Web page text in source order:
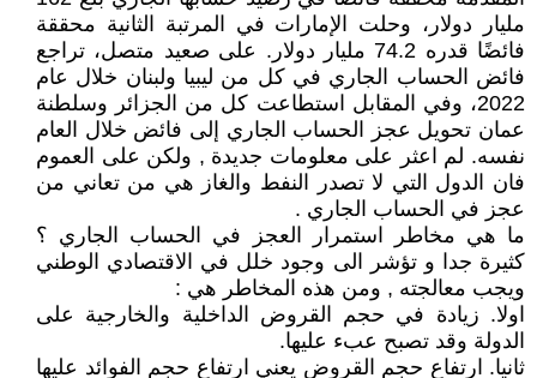
مليار دولار، وحلت الإمارات في المرتبة الثانية محققة
فائضًا قدره 74.2 مليار دولار. على صعيد متصل، تراجع
فائض الحساب الجاري في كل من ليبيا ولبنان خلال عام
2022، وفي المقابل استطاعت كل من الجزائر وسلطنة
عمان تحويل عجز الحساب الجاري إلى فائض خلال العام
نفسه. لم اعثر على معلومات جديدة , ولكن على العموم
فان الدول التي لا تصدر النفط والغاز هي من تعاني من
عجز في الحساب الجاري .
ما هي مخاطر استمرار العجز في الحساب الجاري ؟
كثيرة جدا و تؤشر الى وجود خلل في الاقتصادي الوطني
ويجب معالجته , ومن هذه المخاطر هي :
اولا. زيادة في حجم القروض الداخلية والخارجية على
الدولة وقد تصبح عبء عليها.
ثانيا. ارتفاع حجم القروض يعني ارتفاع حجم الفوائد عليها